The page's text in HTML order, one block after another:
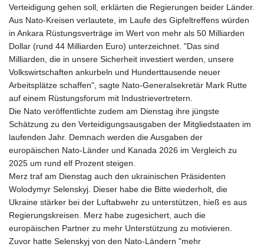
Verteidigung gehen soll, erklärten die Regierungen beider Länder.
Aus Nato-Kreisen verlautete, im Laufe des Gipfeltreffens würden
in Ankara Rüstungsverträge im Wert von mehr als 50 Milliarden
Dollar (rund 44 Milliarden Euro) unterzeichnet. "Das sind
Milliarden, die in unsere Sicherheit investiert werden, unsere
Volkswirtschaften ankurbeln und Hunderttausende neuer
Arbeitsplätze schaffen", sagte Nato-Generalsekretär Mark Rutte
auf einem Rüstungsforum mit Industrievertretern.
Die Nato veröffentlichte zudem am Dienstag ihre jüngste
Schätzung zu den Verteidigungsausgaben der Mitgliedstaaten im
laufenden Jahr. Demnach werden die Ausgaben der
europäischen Nato-Länder und Kanada 2026 im Vergleich zu
2025 um rund elf Prozent steigen.
Merz traf am Dienstag auch den ukrainischen Präsidenten
Wolodymyr Selenskyj. Dieser habe die Bitte wiederholt, die
Ukraine stärker bei der Luftabwehr zu unterstützen, hieß es aus
Regierungskreisen. Merz habe zugesichert, auch die
europäischen Partner zu mehr Unterstützung zu motivieren.
Zuvor hatte Selenskyj von den Nato-Ländern "mehr